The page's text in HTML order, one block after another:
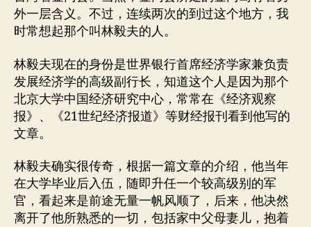
外一层含义。不过，连续两次的到过这个地方，我
时常想起那个叫林毅夫的人。
林毅夫现在的身份是世界银行首席经济学家兼负责
发展经济学的高级副行长，知道这个人是因为那个
北京大学中国经济研究中心，常常在《经济观察
报》、《21世纪经济报道》等财经报刊看到他写的
文章。
林毅夫确实很传奇，根据一篇文章的介绍，他当年
在大学毕业后入伍，随即升任一个较高级别的军
官，看起来是前途无量一帆风顺了，后来，他决然
离开了他所熟悉的一切，包括家中父母妻儿，抱着